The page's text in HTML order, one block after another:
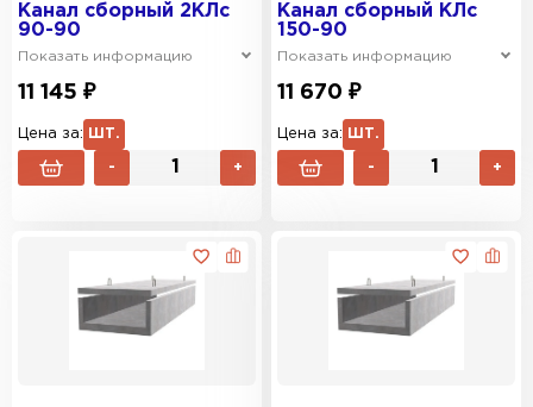
Канал сборный 2КЛс
90-90
Показать информацию
11 145 ₽
Цена за: ШТ.
- +
Канал сборный КЛс
150-90
Показать информацию
11 670 ₽
Цена за: ШТ.
- +